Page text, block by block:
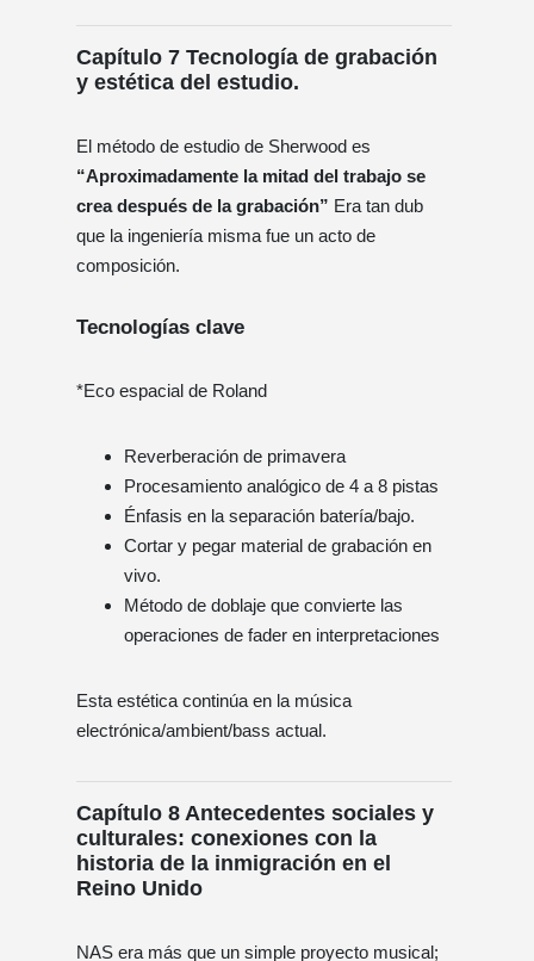
Capítulo 7 Tecnología de grabación
y estética del estudio.
El método de estudio de Sherwood es
“Aproximadamente la mitad del trabajo se
crea después de la grabación” Era tan dub
que la ingeniería misma fue un acto de
composición.
Tecnologías clave
*Eco espacial de Roland
Reverberación de primavera
Procesamiento analógico de 4 a 8 pistas
Énfasis en la separación batería/bajo.
Cortar y pegar material de grabación en
vivo.
Método de doblaje que convierte las
operaciones de fader en interpretaciones
Esta estética continúa en la música
electrónica/ambient/bass actual.
Capítulo 8 Antecedentes sociales y
culturales: conexiones con la
historia de la inmigración en el
Reino Unido
NAS era más que un simple proyecto musical;